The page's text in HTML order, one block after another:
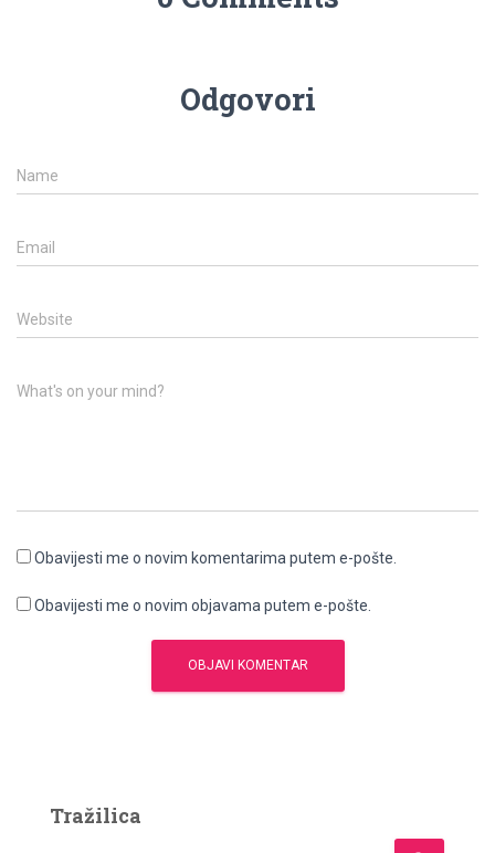
Odgovori
Name
Email
Website
What's on your mind?
Obavijesti me o novim komentarima putem e-pošte.
Obavijesti me o novim objavama putem e-pošte.
Tražilica